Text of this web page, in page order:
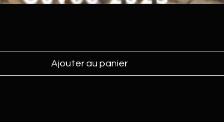
Ajouter au panier